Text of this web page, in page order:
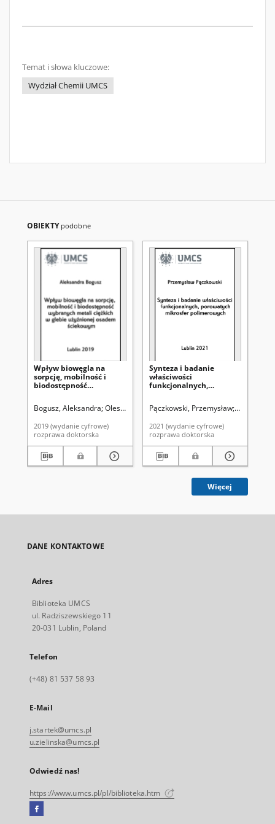
Temat i słowa kluczowe:
Wydział Chemii UMCS
OBIEKTY podobne
Wpływ biowęgla na
sorpcję, mobilność i
biodostępność
użyźnionej osadem
Bogusz, Aleksandra Oleszczuk, Patryk. Promotor
2019 (wydanie cyfrowe)
rozprawa doktorska
Synteza i badanie
właściwości
funkcjonalnych,
Pączkowski, Przemysław Gawdzik,
2021 (wydanie cyfrowe)
rozprawa doktorska
Więcej
DANE KONTAKTOWE
Adres
Biblioteka UMCS
ul. Radziszewskiego 11
20-031 Lublin, Poland
Telefon
(+48) 81 537 58 93
E-Mail
j.startek@umcs.pl
u.zielinska@umcs.pl
Odwiedź nas!
https://www.umcs.pl/pl/biblioteka.htm
Facebook